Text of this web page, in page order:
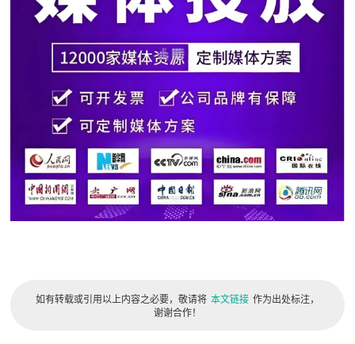
如有转载或引用以上内容之必要，敬请将 本文链接 作为出处标注，
谢谢合作！